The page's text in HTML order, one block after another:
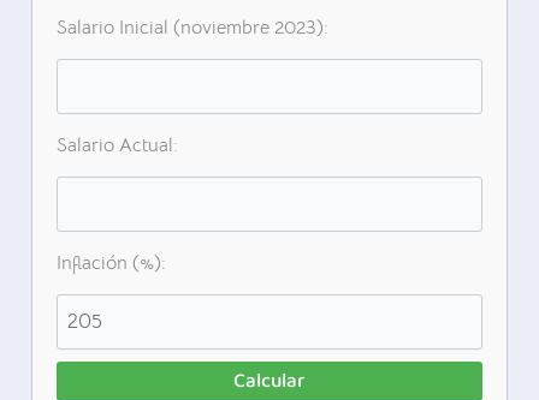
Salario Inicial (noviembre 2023):
Salario Actual:
Inflación (%):
Calcular